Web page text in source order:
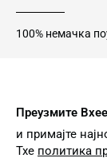
100% немачка
Преузмите
и примајте
Тхе политика